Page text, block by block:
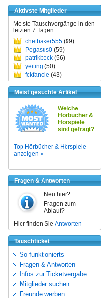
Aktivste Mitglieder
Meiste Tauschvorgänge in den
letzten 7 Tagen:
chetbaker555 (99)
Pegasus0 (59)
patrikbeck (56)
yeiting (50)
fckfanole (43)
Meist gesuchte Artikel
Welche
Hörbücher &
Hörspiele
sind gefragt?
Top Hörbücher & Hörspiele
anzeigen »
Fragen & Antworten
Neu hier?
Fragen zum
Ablauf?
Hier finden Sie Antworten
Tauschticket
So funktionierts
Fragen & Antworten
Infos zur Ticketvergabe
Mitglieder suchen
Freunde werben